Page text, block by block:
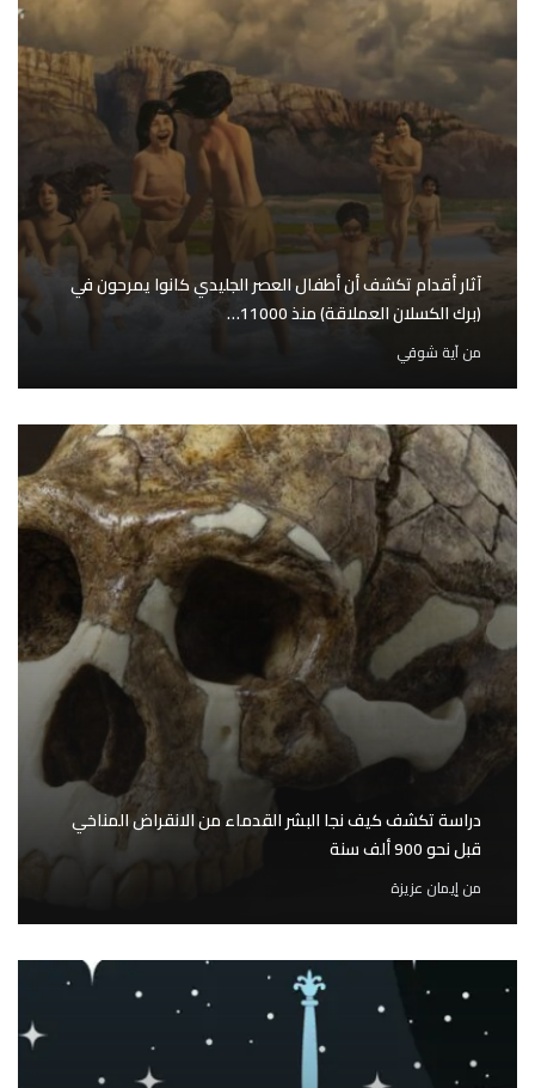
آثار أقدام تكشف أن أطفال العصر الجليدي كانوا يمرحون في
(برك الكسلان العملاقة) منذ 11000…
منآية شوقي
دراسة تكشف كيف نجا البشر القدماء من الانقراض المناخي
قبل نحو 900 ألف سنة
منإيمان عزيزة